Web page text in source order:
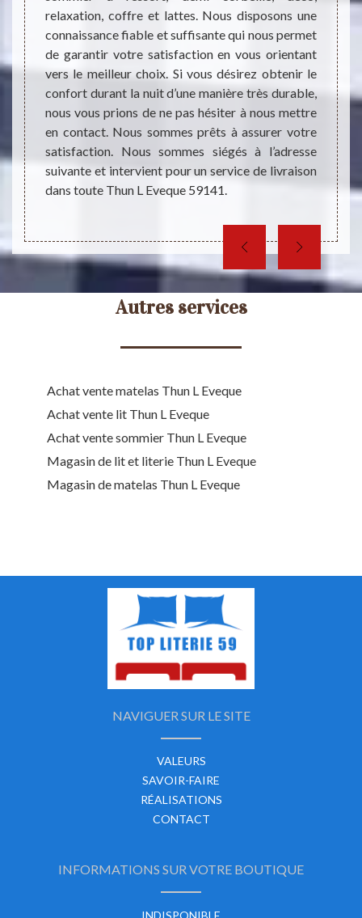
le
une
de
de
la
vous
relaxation, coffre et lattes. Nous disposons une
connaissance fiable et suffisante qui nous permet
de garantir votre satisfaction en vous orientant
vers le meilleur choix. Si vous désirez obtenir le
confort durant la nuit d’une manière très durable,
nous vous prions de ne pas hésiter à nous mettre
en contact. Nous sommes prêts à assurer votre
satisfaction. Nous sommes siégés à l’adresse
suivante et intervient pour un service de livraison
dans toute Thun L Eveque 59141.
Autres services
Achat vente matelas Thun L Eveque
Achat vente lit Thun L Eveque
Achat vente sommier Thun L Eveque
Magasin de lit et literie Thun L Eveque
Magasin de matelas Thun L Eveque
NAVIGUER SUR LE SITE
VALEURS
SAVOIR-FAIRE
RÉALISATIONS
CONTACT
INFORMATIONS SUR VOTRE BOUTIQUE
INDISPONIBLE